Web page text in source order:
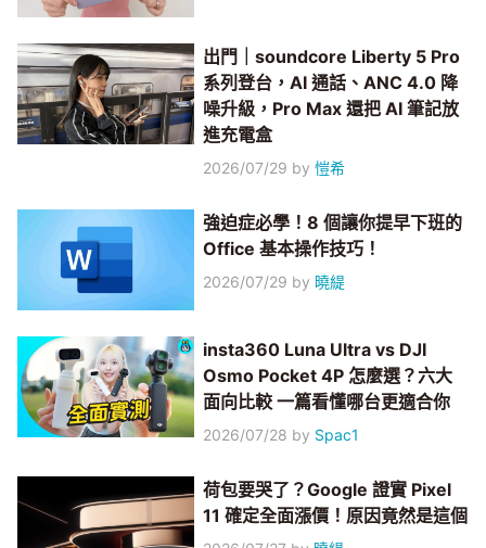
出門｜soundcore Liberty 5 Pro
系列登台，AI 通話、ANC 4.0 降
噪升級，Pro Max 還把 AI 筆記放
進充電盒
2026/07/29 by愷希
強迫症必學！8 個讓你提早下班的
Office 基本操作技巧！
2026/07/29 by 曉緹
insta360 Luna Ultra vs DJI
Osmo Pocket 4P 怎麼選？六大
面向比較 一篇看懂哪台更適合你
2026/07/28 by Spac1
荷包要哭了？Google 證實 Pixel
11 確定全面漲價！原因竟然是這個